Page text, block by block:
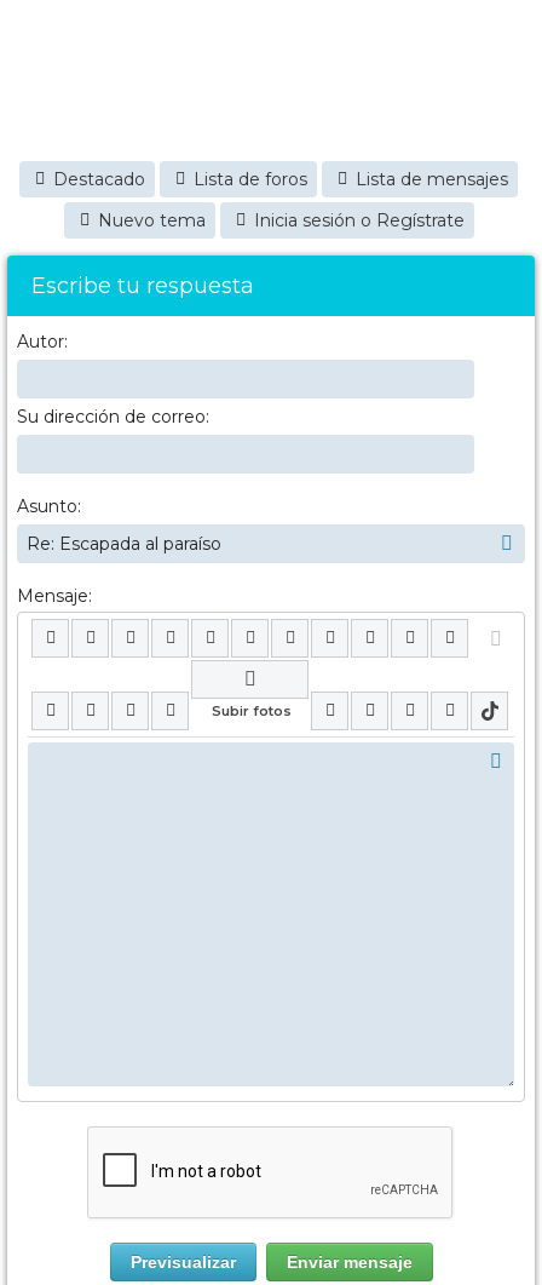
Destacado Lista de foros
Lista de mensajes
Nuevo tema
Inicia sesión o Regístrate
Escribe tu respuesta
Autor:
Su dirección de correo:
Asunto:
Mensaje: